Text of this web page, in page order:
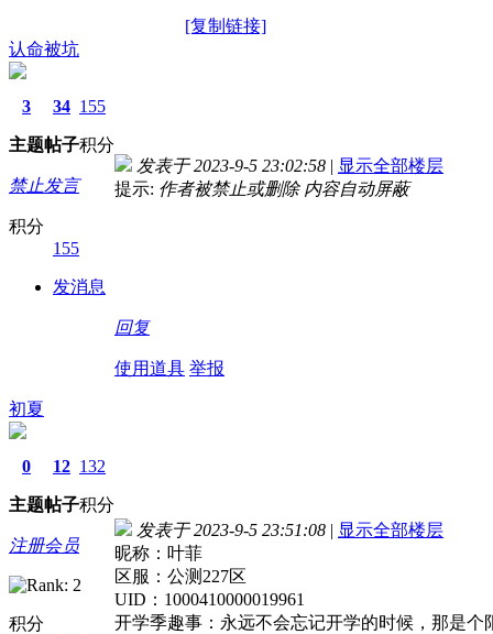
[复制链接]
认命被坑
3
主题
34
帖子
155
积分
禁止发言
积分
155
发消息
发表于 2023-9-5 23:02:58 | 显示全部楼层
提示: 作者被禁止或删除 内容自动屏蔽
回复
使用道具 举报
初夏
0
主题
12
帖子
132
积分
注册会员
积分
发表于 2023-9-5 23:51:08 | 显示全部楼层
昵称：叶菲
区服：公测227区
UID：1000410000019961
开学季趣事：永远不会忘记开学的时候，那是